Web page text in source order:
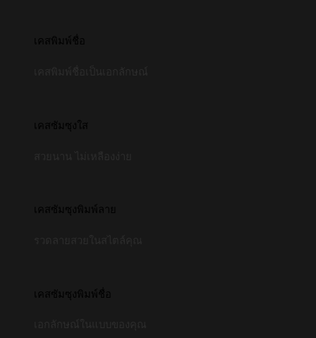
เคสพิมพ์ชื่อ
เคสซัมซุงใส
เคสซัมซุงพิมพ์ลาย
เคสซัมซุงพิมพ์ชื่อ